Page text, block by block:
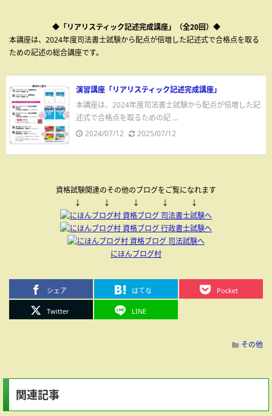
◆「リアリスティック記述完成講座」（全20回）◆
本講座は、2024年度司法書士試験から配点が倍増した記述式で合格点を取る
ための記述の総合講座です。
演習講座「リアリスティック記述完成講座」
本講座は、2024年度司法書士試験から配点が倍増した記
述式で合格点を取るための記 ...
2024/07/12
2025/07/12
資格試験関連のその他のブログをご覧になれます
↓ ↓ ↓ ↓ ↓
にほんブログ村
シェア はてな Pocket
Twitter LINE
その他
関連記事